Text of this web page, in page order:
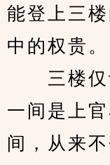
能登上三
中的权贵。
三楼仅
一间是上
间，从来